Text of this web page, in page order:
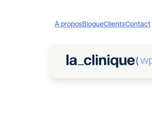
À proposBlogueClientsContact